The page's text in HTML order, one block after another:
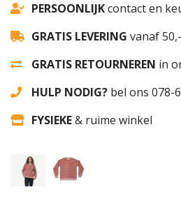
PERSOONLIJKcontact en
GRATIS LEVERING vanaf 50,-
GRATIS RETOURNEREN in
HULP NODIG? bel ons 078-
FYSIEKE& ruime winkel